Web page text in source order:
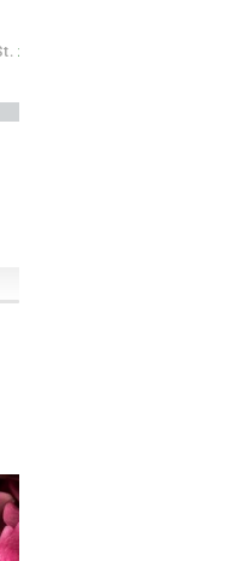
zzgl. Versandkosten